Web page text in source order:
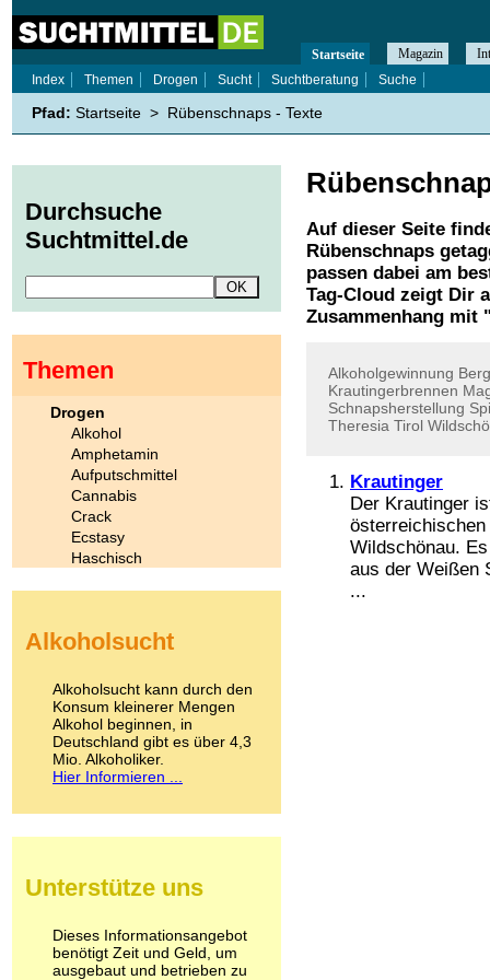
Auf dieser Seite
Rübenschnaps
passen dabei am
Tag-Cloud zeigt Dir
Zusammenhang mit
Alkoholgewinnung
Krautingerbrennen
Schnapsherstellung
Theresia Tirol
Krautinger
Der Krautinger
österreichischen
Wildschönau.
aus der Weißen
...
Startseite Magazin
Index
Themen Drogen Sucht Suchtberatung Suche
Pfad: Startseite > Rübenschnaps - Texte
Durchsuche
Suchtmittel.de
Themen
Drogen
Alkohol
Amphetamin
Aufputschmittel
Cannabis
Crack
Ecstasy
Haschisch
Kokain
LSD
Marihuana
Medikamente
Meskalin
Metamphetamin
Methadon
Pilze
Psychopharmaka
Schlafmittel
Schmerzmittel
Alkoholsucht
Alkoholsucht kann durch den
Konsum kleinerer Mengen
Alkohol beginnen, in
Deutschland gibt es über 4,3
Mio. Alkoholiker.
Hier Informieren ...
Unterstütze uns
Dieses Informationsangebot
benötigt Zeit und Geld, um
ausgebaut und betrieben zu